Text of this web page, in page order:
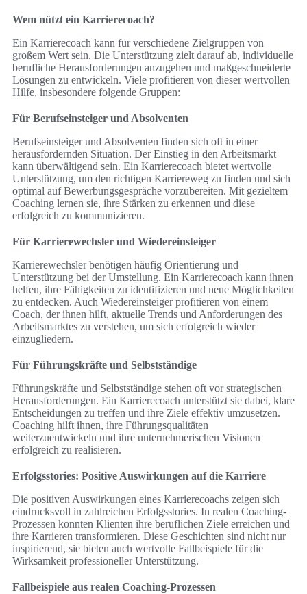
Wem nützt ein Karrierecoach?
Ein Karrierecoach kann für verschiedene Zielgruppen von
großem Wert sein. Die Unterstützung zielt darauf ab, individuelle
berufliche Herausforderungen anzugehen und maßgeschneiderte
Lösungen zu entwickeln. Viele profitieren von dieser wertvollen
Hilfe, insbesondere folgende Gruppen:
Für Berufseinsteiger und Absolventen
Berufseinsteiger und Absolventen finden sich oft in einer
herausfordernden Situation. Der Einstieg in den Arbeitsmarkt
kann überwältigend sein. Ein Karrierecoach bietet wertvolle
Unterstützung, um den richtigen Karriereweg zu finden und sich
optimal auf Bewerbungsgespräche vorzubereiten. Mit gezieltem
Coaching lernen sie, ihre Stärken zu erkennen und diese
erfolgreich zu kommunizieren.
Für Karrierewechsler und Wiedereinsteiger
Karrierewechsler benötigen häufig Orientierung und
Unterstützung bei der Umstellung. Ein Karrierecoach kann ihnen
helfen, ihre Fähigkeiten zu identifizieren und neue Möglichkeiten
zu entdecken. Auch Wiedereinsteiger profitieren von einem
Coach, der ihnen hilft, aktuelle Trends und Anforderungen des
Arbeitsmarktes zu verstehen, um sich erfolgreich wieder
einzugliedern.
Für Führungskräfte und Selbstständige
Führungskräfte und Selbstständige stehen oft vor strategischen
Herausforderungen. Ein Karrierecoach unterstützt sie dabei, klare
Entscheidungen zu treffen und ihre Ziele effektiv umzusetzen.
Coaching hilft ihnen, ihre Führungsqualitäten
weiterzuentwickeln und ihre unternehmerischen Visionen
erfolgreich zu realisieren.
Erfolgsstories: Positive Auswirkungen auf die Karriere
Die positiven Auswirkungen eines Karrierecoachs zeigen sich
eindrucksvoll in zahlreichen Erfolgsstories. In realen Coaching-
Prozessen konnten Klienten ihre beruflichen Ziele erreichen und
ihre Karrieren transformieren. Diese Geschichten sind nicht nur
inspirierend, sie bieten auch wertvolle Fallbeispiele für die
Wirksamkeit professioneller Unterstützung.
Fallbeispiele aus realen Coaching-Prozessen